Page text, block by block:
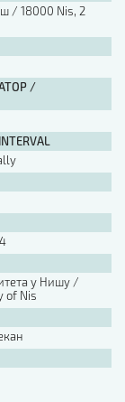
/ 18000 Nis, 2
/
у Нишу /
of Nis